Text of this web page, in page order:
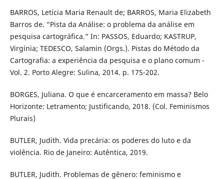
BARROS, Letícia Maria Renault de; BARROS, Maria Elizabeth
Barros de. “Pista da Análise: o problema da análise em
pesquisa cartográfica.” In: PASSOS, Eduardo; KASTRUP,
Virgínia; TEDESCO, Salamin (Orgs.). Pistas do Método da
Cartografia: a experiência da pesquisa e o plano comum -
Vol. 2. Porto Alegre: Sulina, 2014. p. 175-202.
BORGES, Juliana. O que é encarceramento em massa? Belo
Horizonte: Letramento; Justificando, 2018. (Col. Feminismos
Plurais)
BUTLER, Judith. Vida precária: os poderes do luto e da
violência. Rio de Janeiro: Autêntica, 2019.
BUTLER, Judith. Problemas de gênero: feminismo e